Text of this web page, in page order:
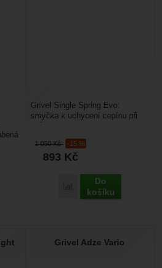
Helmet Liner' k porovnání
1 050Kč -15 %
893 Kč
Přidat 'Grivel Single
Do
košíku
Grivel Single Spring Evo:
smyčka k uchycení cepínu při
lezení, aniž...
Grivel Adze Vario